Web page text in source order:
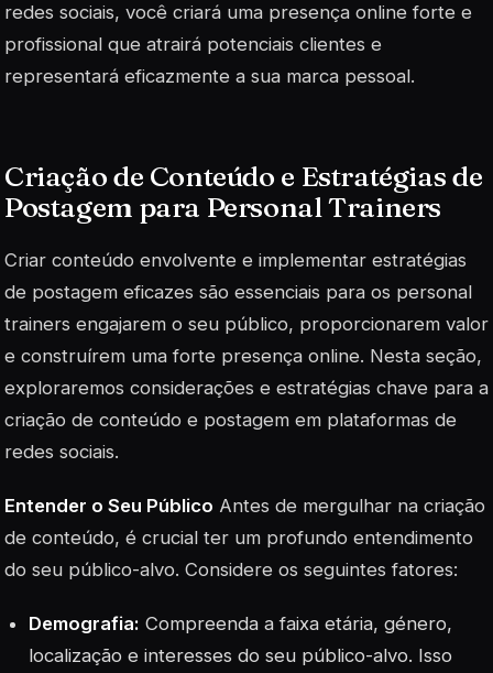
redes sociais, você criará uma presença online forte e
profissional que atrairá potenciais clientes e
representará eficazmente a sua marca pessoal.
Criação de Conteúdo e Estratégias de
Postagem para Personal Trainers
Criar conteúdo envolvente e implementar estratégias
de postagem eficazes são essenciais para os personal
trainers engajarem o seu público, proporcionarem valor
e construírem uma forte presença online. Nesta seção,
exploraremos considerações e estratégias chave para a
criação de conteúdo e postagem em plataformas de
redes sociais.
Entender o Seu Público Antes de mergulhar na criação
de conteúdo, é crucial ter um profundo entendimento
do seu público-alvo. Considere os seguintes fatores:
Demografia: Compreenda a faixa etária, género,
localização e interesses do seu público-alvo. Isso